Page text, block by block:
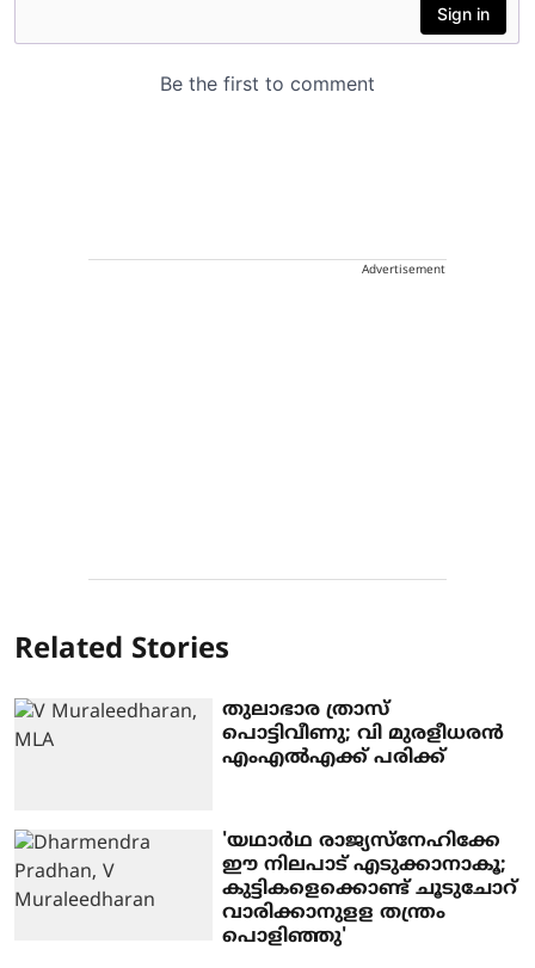
Advertisement
Related Stories
തുലാഭാര ത്രാസ്
പൊട്ടിവീണു; വി മുരളീധരന്‍
എംഎല്‍എക്ക് പരിക്ക്
'യഥാര്‍ഥ രാജ്യസ്‌നേഹിക്കേ
ഈ നിലപാട് എടുക്കാനാകൂ;
കുട്ടികളെക്കൊണ്ട് ചൂടുചോറ്
വാരിക്കാനുളള തന്ത്രം
പൊളിഞ്ഞു'